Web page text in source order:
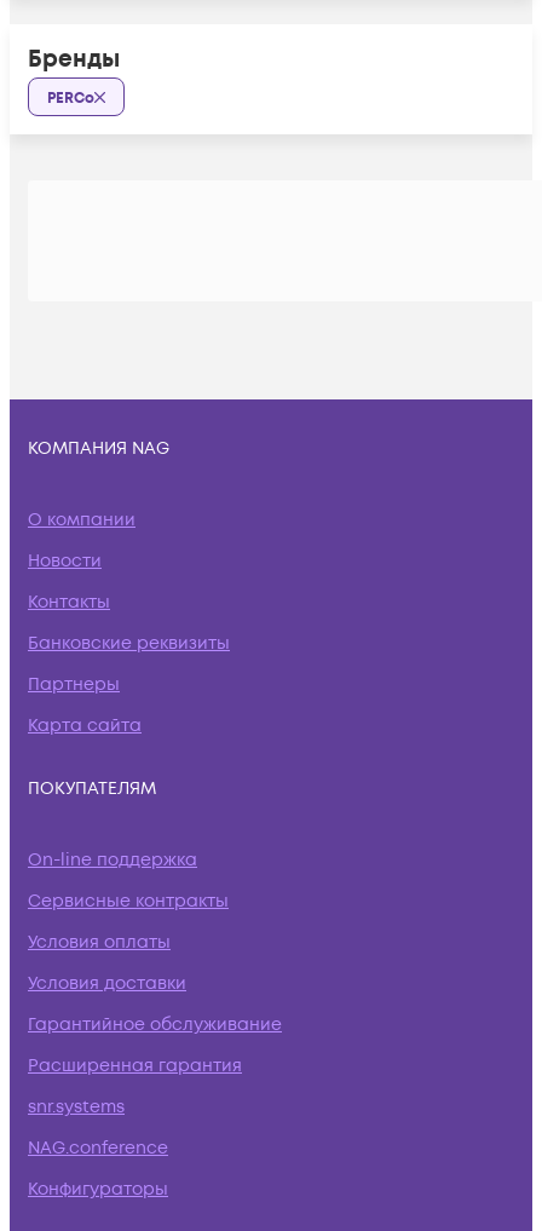
Бренды
PERCo
КОМПАНИЯ NAG
О компании
Новости
Контакты
Банковские реквизиты
Партнеры
Карта сайта
ПОКУПАТЕЛЯМ
On-line поддержка
Сервисные контракты
Условия оплаты
Условия доставки
Гарантийное обслуживание
Расширенная гарантия
snr.systems
NAG.conference
Конфигураторы